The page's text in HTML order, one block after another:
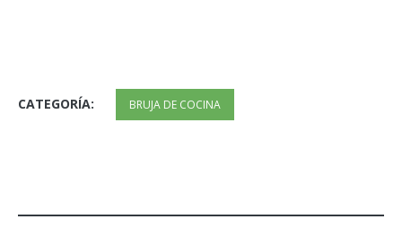
CATEGORÍA: BRUJA DE COCINA